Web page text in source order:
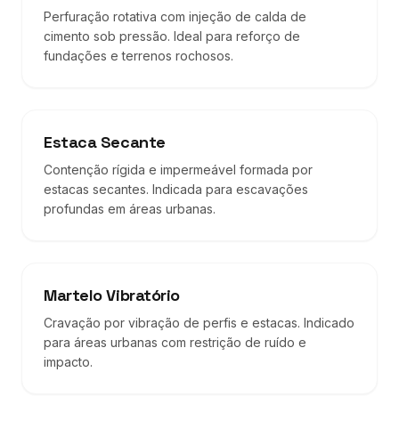
Perfuração rotativa com injeção de calda de
cimento sob pressão. Ideal para reforço de
fundações e terrenos rochosos.
Estaca Secante
Contenção rígida e impermeável formada por
estacas secantes. Indicada para escavações
profundas em áreas urbanas.
Martelo Vibratório
Cravação por vibração de perfis e estacas. Indicado
para áreas urbanas com restrição de ruído e
impacto.